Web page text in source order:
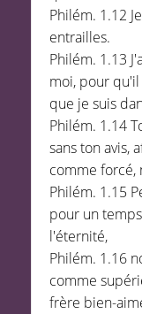
Philém. 1.12
entrailles.
Philém. 1.13
moi, pour
que je suis
Philém. 1.14
sans ton avis,
comme forcé,
Philém. 1.15
pour un
l'éternité,
Philém. 1.16
comme
frère bien-